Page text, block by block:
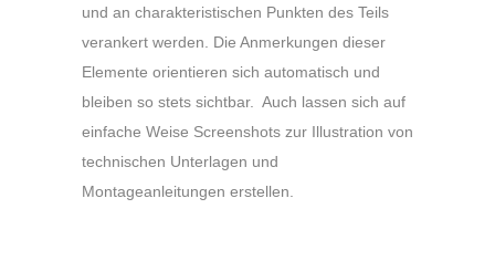
und an charakteristischen Punkten des Teils
verankert werden. Die Anmerkungen dieser
Elemente orientieren sich automatisch und
bleiben so stets sichtbar. Auch lassen sich auf
einfache Weise Screenshots zur Illustration von
technischen Unterlagen und
Montageanleitungen erstellen.